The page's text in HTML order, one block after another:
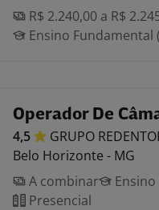
R$ 2.240,00 a R$
Ensino Fundamental
Operador De
4,5 GRUPO
Belo Horizonte - MG
A combinar
Presencial